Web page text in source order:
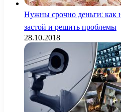
Нужны срочно деньги: как
застой и решить проблемы
28.10.2018